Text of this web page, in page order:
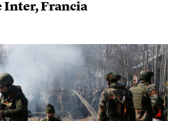
Inter,Francia